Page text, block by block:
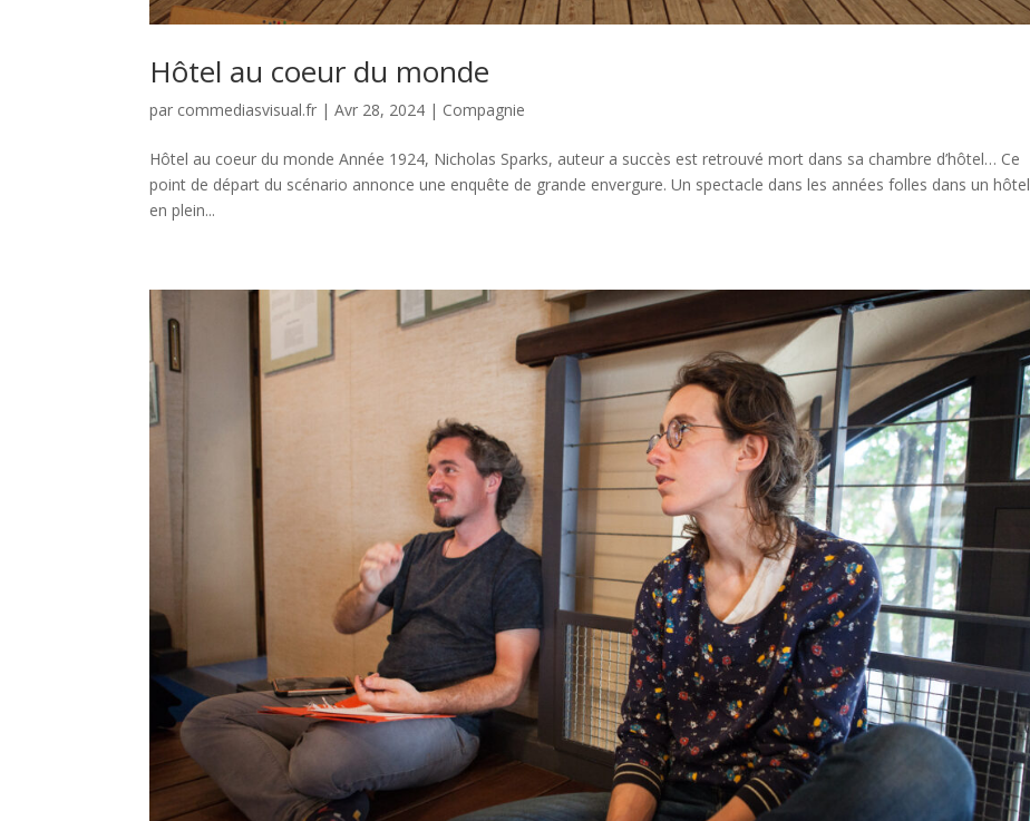
Hôtel au coeur du monde
par commediasvisual.fr |Avr 28, 2024 | Compagnie
Hôtel au coeur du monde Année 1924, Nicholas Sparks, auteur a succès est retrouvé mort dans sa chambre d’hôtel… Ce
point de départ du scénario annonce une enquête de grande envergure. Un spectacle dans les années folles dans un hôtel
en plein...